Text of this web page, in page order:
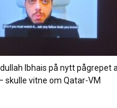
Ibhais på nytt pågrepet
skulle vitne om Qatar-VM